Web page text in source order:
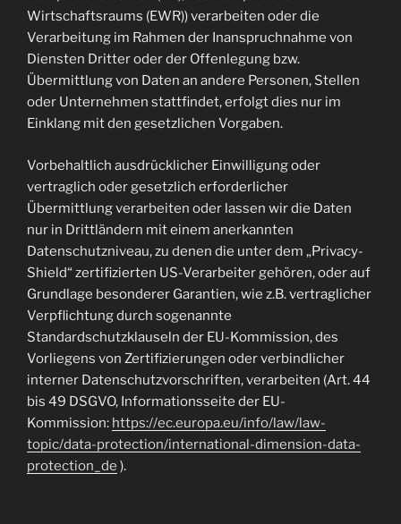
Wirtschaftsraums (EWR)) verarbeiten oder die
Verarbeitung im Rahmen der Inanspruchnahme von
Diensten Dritter oder der Offenlegung bzw.
Übermittlung von Daten an andere Personen, Stellen
oder Unternehmen stattfindet, erfolgt dies nur im
Einklang mit den gesetzlichen Vorgaben.
Vorbehaltlich ausdrücklicher Einwilligung oder
vertraglich oder gesetzlich erforderlicher
Übermittlung verarbeiten oder lassen wir die Daten
nur in Drittländern mit einem anerkannten
Datenschutzniveau, zu denen die unter dem „Privacy-
Shield“ zertifizierten US-Verarbeiter gehören, oder auf
Grundlage besonderer Garantien, wie z.B. vertraglicher
Verpflichtung durch sogenannte
Standardschutzklauseln der EU-Kommission, des
Vorliegens von Zertifizierungen oder verbindlicher
interner Datenschutzvorschriften, verarbeiten (Art. 44
bis 49 DSGVO, Informationsseite der EU-
Kommission: https://ec.europa.eu/info/law/law-
topic/data-protection/international-dimension-data-
protection_de ).